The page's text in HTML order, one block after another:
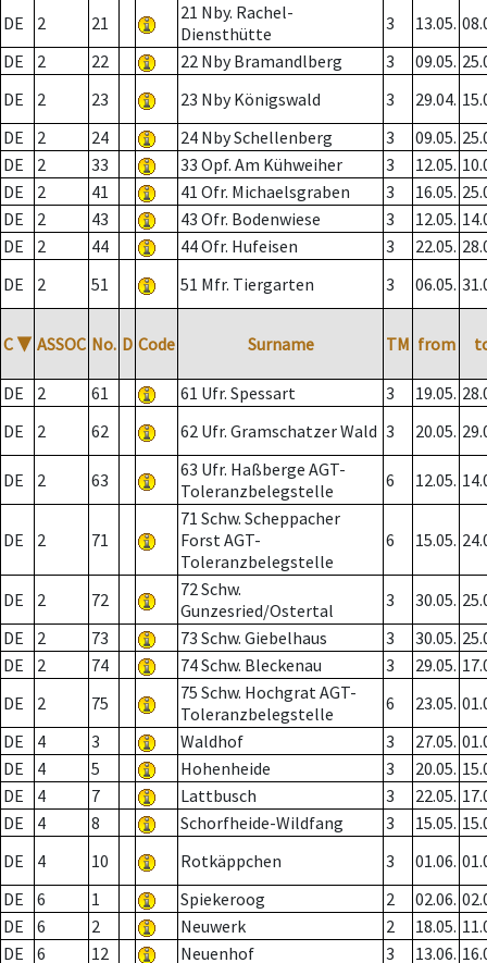
DE 2 21
21 Nby. Rachel-
Diensthütte
3 13.05.
DE
2 22 22 Nby Bramandlberg 3 09.05.
DE
2 23 23 Nby Königswald 3 29.04.
DE
2 24 24 Nby Schellenberg 3 09.05.
DE
2 33 33 Opf. Am Kühweiher 3 12.05.
DE
2 41 41 Ofr. Michaelsgraben 3 16.05.
DE
2 43 43 Ofr. Bodenwiese 3 12.05.
DE
2 44 44 Ofr. Hufeisen 3 22.05.
DE
2 51 51 Mfr. Tiergarten 3 06.05.
C ▼ ASSOC No. D Code Surname TM from
DE 2 61 61 Ufr. Spessart 3 19.05.
DE
2 62 62 Ufr. Gramschatzer Wald 3 20.05.
DE 2 63
63 Ufr. Haßberge AGT-
Toleranzbelegstelle
6 12.05.
DE 2 71
71 Schw. Scheppacher
Forst AGT-
Toleranzbelegstelle
6 15.05.
DE 2 72
72 Schw.
Gunzesried/Ostertal
3 30.05.
DE
2 73 73 Schw. Giebelhaus 3 30.05.
DE
2 74 74 Schw. Bleckenau 3 29.05.
DE
2 75
75 Schw. Hochgrat AGT-
Toleranzbelegstelle
6 23.05.
DE
4 3 Waldhof 3 27.05.
DE
4 5 Hohenheide 3 20.05.
DE
4 7 Lattbusch 3 22.05.
DE
4 8 Schorfheide-Wildfang 3 15.05.
DE
4 10 Rotkäppchen 3 01.06.
DE
6 1 Spiekeroog 2 02.06.
DE
6 2 Neuwerk 2 18.05.
DE
6 12 Neuenhof 3 13.06.